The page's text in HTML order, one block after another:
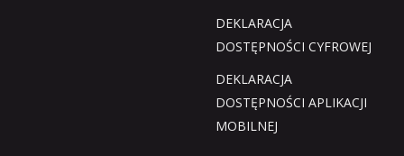
DEKLARACJA
DOSTĘPNOŚCI CYFROWEJ
DEKLARACJA
DOSTĘPNOŚCI APLIKACJI
MOBILNEJ